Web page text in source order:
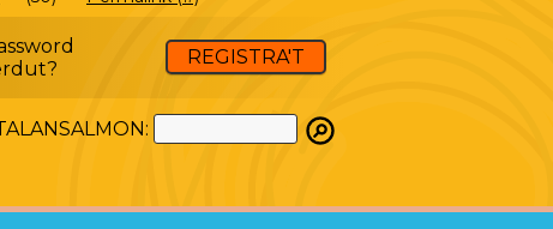
REGISTRA'T